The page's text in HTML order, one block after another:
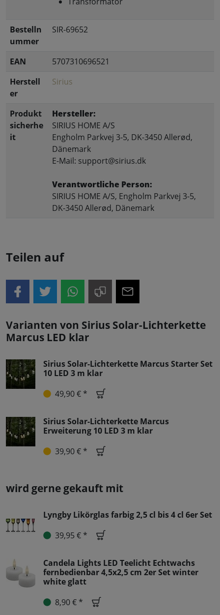
Bestelln
ummer
SIR-69652
EAN
5707310696521
Herstell
er
Sirius
Produkt
sicherhe
it
Hersteller:
SIRIUS HOME A/S
Engholm Parkvej 3-5, DK-3450 Allerød,
Dänemark
E-Mail: support@sirius.dk
Verantwortliche Person:
SIRIUS HOME A/S, Engholm Parkvej 3-5,
DK-3450 Allerød, Dänemark
Teilen auf
Varianten von Sirius Solar-Lichterkette
Marcus LED klar
Sirius Solar-Lichterkette Marcus Starter Set
10 LED 3 m klar
49,90 € *
Sirius Solar-Lichterkette Marcus
Erweiterung 10 LED 3 m klar
39,90 € *
wird gerne gekauft mit
Lyngby Likörglas farbig 2,5 cl bis 4 cl 6er Set
39,95 € *
Candela Lights LED Teelicht Echtwachs
fernbedienbar 4,5x2,5 cm 2er Set winter
white glatt
8,90 € *